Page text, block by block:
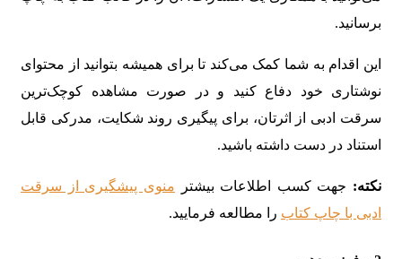
برسانید.
این اقدام به شما کمک می‌کند تا برای همیشه بتوانید از محتوای
نوشتاری خود دفاع کنید و در صورت مشاهده کوچک‌ترین
سرقت ادبی از اثرتان، برای پیگیری روند شکایت، مدرکی قابل
استناد در دست داشته باشید.
نکته: جهت کسب اطلاعات بیشتر منوی پیشگیری از سرقت
ادبی با چاپ کتاب را مطالعه فرمایید.